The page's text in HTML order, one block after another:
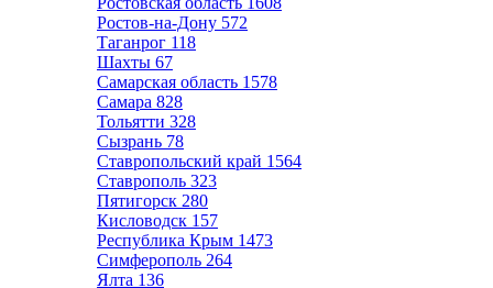
Ростов-на-Дону 572
Таганрог 118
Шахты 67
Самарская область 1578
Самара 828
Тольятти 328
Сызрань 78
Ставропольский край 1564
Ставрополь 323
Пятигорск 280
Кисловодск 157
Республика Крым 1473
Симферополь 264
Ялта 136